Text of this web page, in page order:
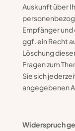
Auskunft über
Empfänger
ggf. ein Recht
Löschung
Fragen zum
Sie sich
angegebenen
Widerspruch